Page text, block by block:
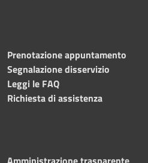
Prenotazione appuntamento
Segnalazione disservizio
Leggi le FAQ
Richiesta di assistenza